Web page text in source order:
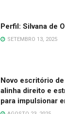
Perfil: Silvana de
SETEMBRO 13, 2025
Novo escritório
alinha direito e
para impulsionar